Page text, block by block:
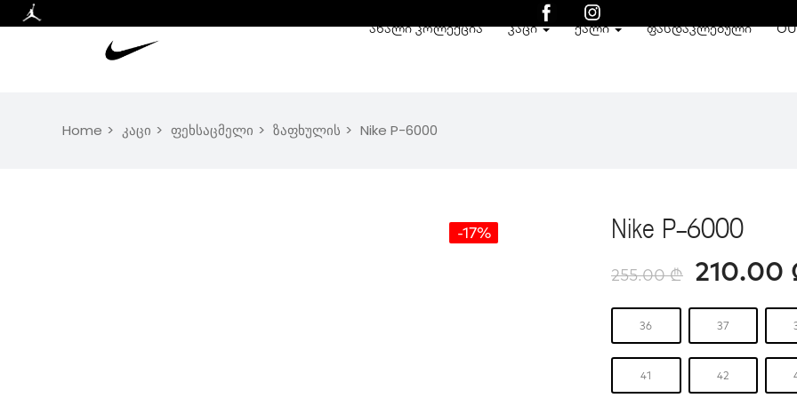
ᲐᲮᲐᲚᲘ ᲙᲝᲚᲔᲥᲪᲘᲐ ᲙᲐᲪᲘ ᲥᲐᲚᲘ ᲤᲐᲡᲓᲐᲙᲚᲔᲑᲣᲚᲘ
Home კაცი ფეხსაცმელი ზაფხულის Nike P-6000
-17% Nike P-6000
255.00₾ 210.00
36 37
41 42